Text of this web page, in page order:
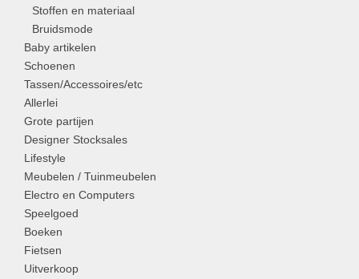
Stoffen en materiaal
Bruidsmode
Baby artikelen
Schoenen
Tassen/Accessoires/etc
Allerlei
Grote partijen
Designer Stocksales
Lifestyle
Meubelen / Tuinmeubelen
Electro en Computers
Speelgoed
Boeken
Fietsen
Uitverkoop